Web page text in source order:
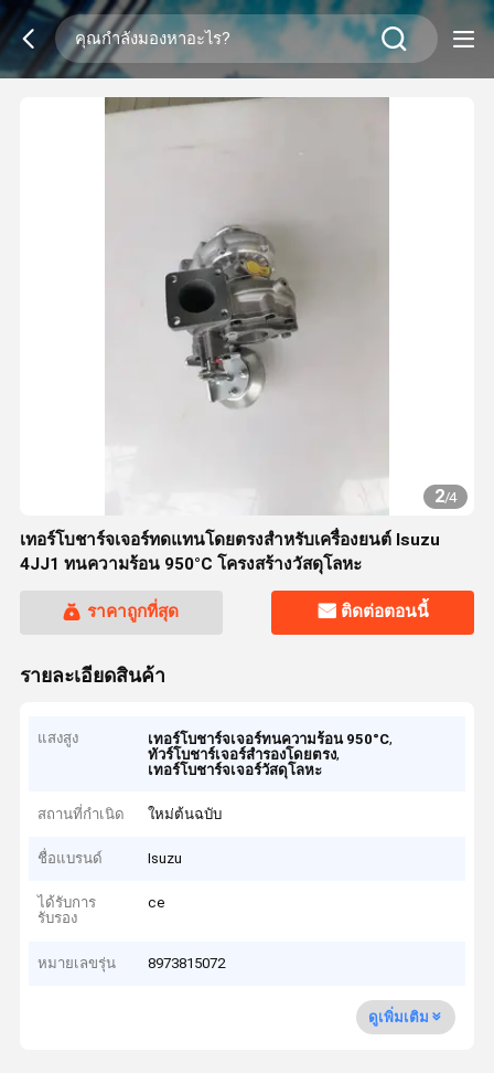
2/4
เทอร์โบชาร์จเจอร์ทดแทนโดยตรงสำหรับเครื่องยนต์ Isuzu
4JJ1 ทนความร้อน 950°C โครงสร้างวัสดุโลหะ
ราคาถูกที่สุด ติดต่อตอนนี้
รายละเอียดสินค้า
แสงสูง เทอร์โบชาร์จเจอร์ทนความร้อน 950°C,
ทัวร์โบชาร์เจอร์สํารองโดยตรง,
เทอร์โบชาร์จเจอร์วัสดุโลหะ
สถานที่กำเนิด ใหม่ต้นฉบับ
ชื่อแบรนด์ Isuzu
ได้รับการ
รับรอง
ce
หมายเลขรุ่น 8973815072
ดูเพิ่มเติม